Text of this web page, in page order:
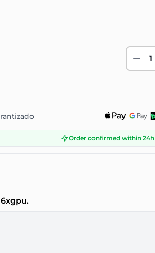
1
Order confirmed within 24h